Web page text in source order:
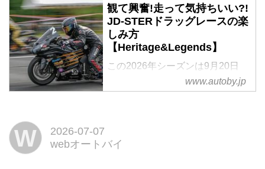
観て興奮!走って気持ちいい?!
JD-STERドラッグレースの楽
しみ方
【Heritage&Legends】
この2026年シーズンは9月20日
(日)に第1戦を開くことになった、
国内最大のドラッグレースイベン
がる2輪モーター スポーツの中で
www.autoby.jp
W
2026-07-07
webオートバイ